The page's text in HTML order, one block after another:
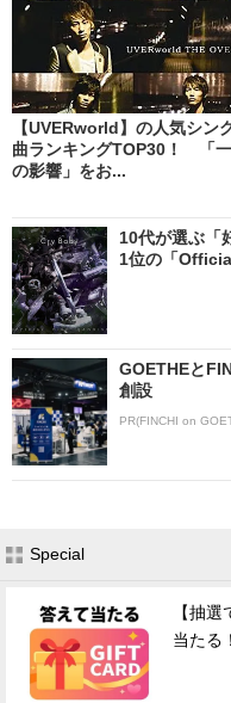
【UVERworld】の人気シン
曲ランキングTOP30！ 「
の影響」をお...
10代が選ぶ「
1位の「
GOETHEと
創設
PR(FINCHI on
Special
【抽
当たる